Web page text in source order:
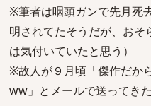
※筆者は咽頭ガンで先月死
明されてたそうだが、お
は気付いていたと思う）
※故人が９月頃「傑作だか
ww」とメールで送ってき